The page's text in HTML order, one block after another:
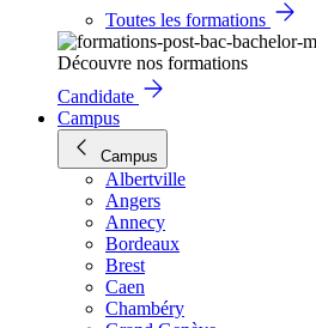
Toutes les formations
Découvre nos formations
Candidate
Campus
Campus
Albertville
Angers
Annecy
Bordeaux
Brest
Caen
Chambéry